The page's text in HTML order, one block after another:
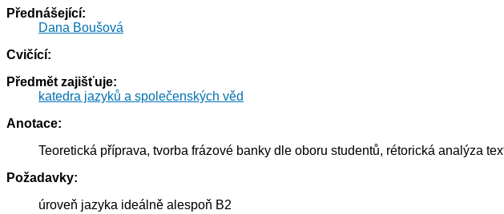
Přednášející:
Dana Boušová
Cvičící:
Předmět zajišťuje:
katedra jazyků a společenských věd
Anotace:
Teoretická příprava, tvorba frázové banky dle oboru studentů, rétorická analýza
Požadavky:
úroveň jazyka ideálně alespoň B2